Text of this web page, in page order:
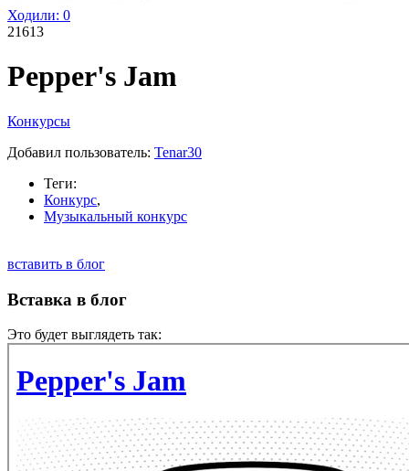
Ходили: 0
21613
Pepper's Jam
Конкурсы
Добавил пользователь: Tenar30
Теги:
Конкурс,
Музыкальный конкурс
вставить в блог
Вставка в блог
Это будет выглядеть так: